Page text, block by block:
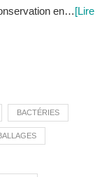
en…[Lire
BACTÉRIES